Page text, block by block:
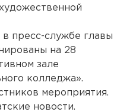
пресс-службе главы
на 28
зале
колледжа».
мероприятия.
новости.